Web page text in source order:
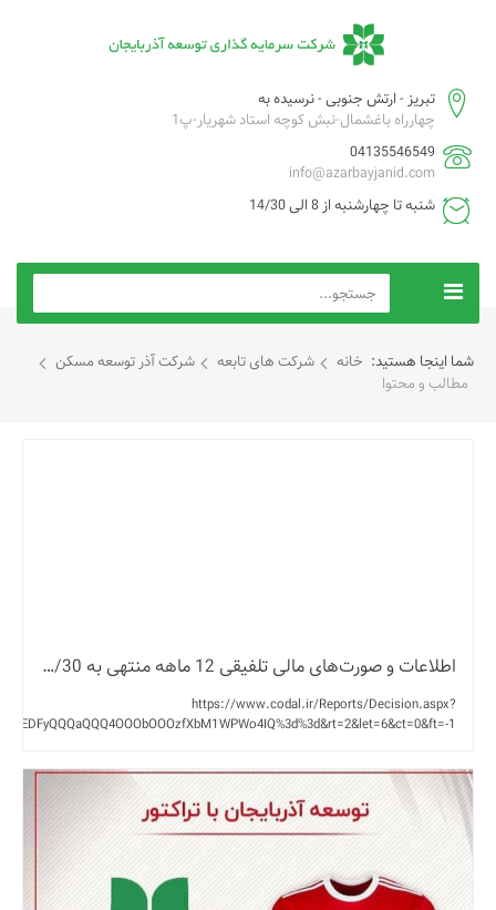
تبریز - ارتش جنوبی - نرسیده به
چهارراه باغشمال-نبش کوچه استاد شهریار-پ1
04135546549
info@azarbayjanid.com
شنبه تا چهارشنبه از 8 الی 14/30
شما اینجا هستید: خانه شرکت های تابعه
شركت آذر توسعه مسکن
مطالب و محتوا
اطلاعات و صورت‌های مالی تلفیقی 12 ماهه منتهی به 1403/12/30 (حسابرسی شده)
https://www.codal.ir/Reports/Decision.aspx?
1